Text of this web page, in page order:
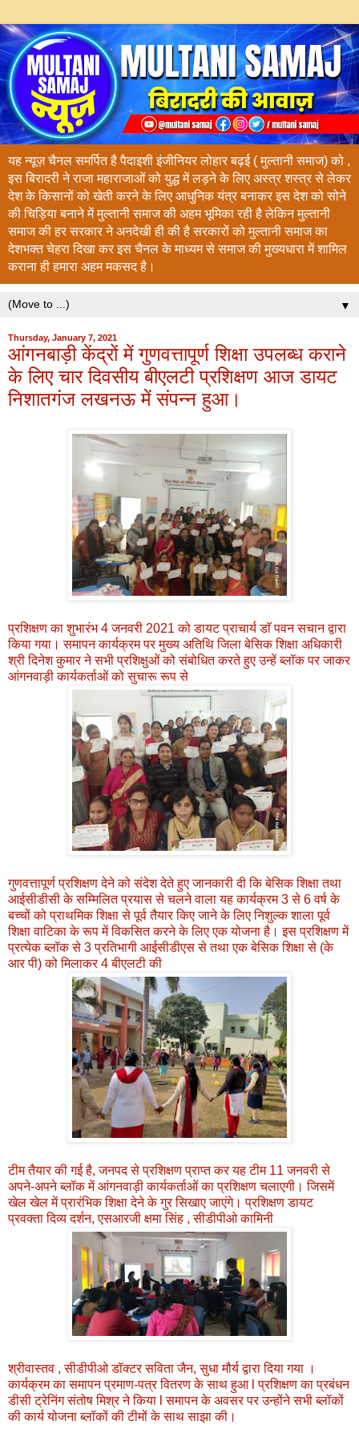
यह न्यूज़ चैनल समर्पित है पैदाइशी इंजीनियर लोहार बढ़ई ( मुल्तानी समाज) को ,
इस बिरादरी ने राजा महाराजाओं को युद्ध में लड़ने के लिए अस्त्र शस्त्र से लेकर
देश के किसानों को खेती करने के लिए आधुनिक यंत्र बनाकर इस देश को सोने
की चिड़िया बनाने में मुल्तानी समाज की अहम भूमिका रही है लेकिन मुल्तानी
समाज की हर सरकार ने अनदेखी ही की है सरकारों को मुल्तानी समाज का
देशभक्त चेहरा दिखा कर इस चैनल के माध्यम से समाज की मुख्यधारा में शामिल
कराना ही हमारा अहम मकसद है।
▼
Thursday, January 7, 2021
आंगनबाड़ी केंद्रों में गुणवत्तापूर्ण शिक्षा उपलब्ध कराने
के लिए चार दिवसीय बीएलटी प्रशिक्षण आज डायट
निशातगंज लखनऊ में संपन्न हुआ।
प्रशिक्षण का शुभारंभ 4 जनवरी 2021 को डायट प्राचार्य डाॅ पवन सचान द्वारा
किया गया। समापन कार्यक्रम पर मुख्य अतिथि जिला बेसिक शिक्षा अधिकारी
श्री दिनेश कुमार ने सभी प्रशिक्षुओं को संबोधित करते हुए उन्हें ब्लॉक पर जाकर
आंगनवाड़ी कार्यकर्ताओं को सुचारू रूप से
गुणवत्तापूर्ण प्रशिक्षण देने को संदेश देते हुए जानकारी दी कि बेसिक शिक्षा तथा
आईसीडीसी के सम्मिलित प्रयास से चलने वाला यह कार्यक्रम 3 से 6 वर्ष के
बच्चों को प्राथमिक शिक्षा से पूर्व तैयार किए जाने के लिए निशुल्क शाला पूर्व
शिक्षा वाटिका के रूप में विकसित करने के लिए एक योजना है। इस प्रशिक्षण में
प्रत्येक ब्लॉक से 3 प्रतिभागी आईसीडीएस से तथा एक बेसिक शिक्षा से (के
आर पी) को मिलाकर 4 बीएलटी की
टीम तैयार की गई है, जनपद से प्रशिक्षण प्राप्त कर यह टीम 11 जनवरी से
अपने-अपने ब्लॉक में आंगनवाड़ी कार्यकर्ताओं का प्रशिक्षण चलाएगी। जिसमें
खेल खेल में प्रारंभिक शिक्षा देने के गुर सिखाए जाएंगे। प्रशिक्षण डायट
प्रवक्ता दिव्य दर्शन, एसआरजी क्षमा सिंह , सीडीपीओ कामिनी
श्रीवास्तव , सीडीपीओ डॉक्टर सविता जैन, सुधा मौर्य द्वारा दिया गया ।
कार्यक्रम का समापन प्रमाण-पत्र वितरण के साथ हुआ l प्रशिक्षण का प्रबंधन
डीसी ट्रेनिंग संतोष मिश्र ने किया l समापन के अवसर पर उन्होंने सभी ब्लॉकों
की कार्य योजना ब्लॉकों की टीमों के साथ साझा की।